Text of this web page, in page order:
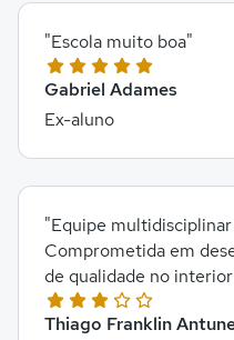
Gabriel Adames
Ex-aluno
"Escola muito boa"
Thiago Franklin
"Equipe
Comprometida em
de qualidade no